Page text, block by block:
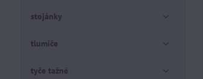
stojánky
tlumiče
tyče tažné